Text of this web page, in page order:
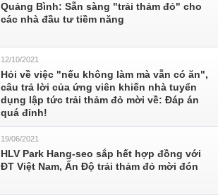
Quảng Bình: Sẵn sàng "trải thảm đỏ" cho
các nhà đầu tư tiềm năng
12/10/2021
Hỏi về việc "nếu không làm mà vẫn có ăn",
câu trả lời của ứng viên khiến nhà tuyển
dụng lập tức trải thảm đỏ mời về: Đáp án
quá đỉnh!
19/06/2021
HLV Park Hang-seo sắp hết hợp đồng với
ĐT Việt Nam, Ấn Độ trải thảm đỏ mời đón